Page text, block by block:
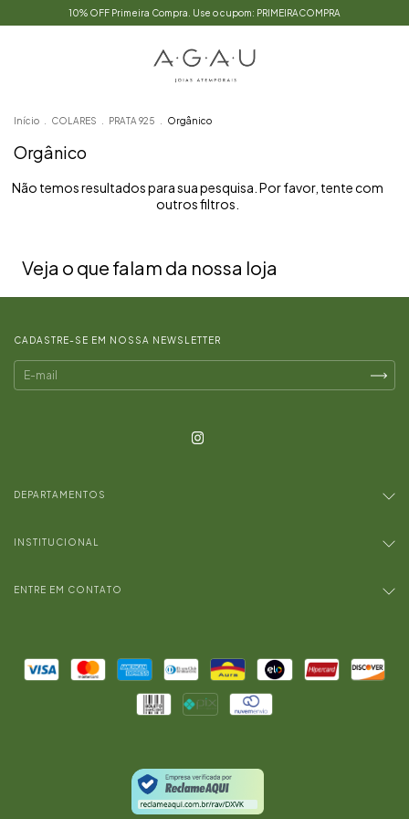
10% OFF Primeira Compra. Use o cupom: PRIMEIRACOMPRA
Início COLARES PRATA 925 Orgânico
Orgânico
Não temos resultados para sua pesquisa. Por favor, tente com
outros filtros.
Veja o que falam da nossa loja
CADASTRE-SE EM NOSSA NEWSLETTER
DEPARTAMENTOS
INSTITUCIONAL
ENTRE EM CONTATO